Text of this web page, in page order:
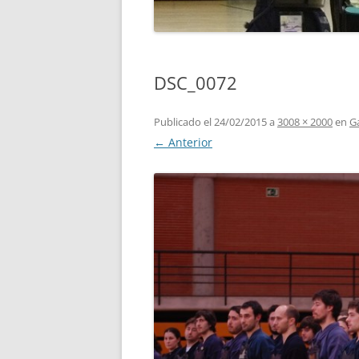
DSC_0072
Publicado el 24/02/2015a 3008 × 2000en
← Anterior